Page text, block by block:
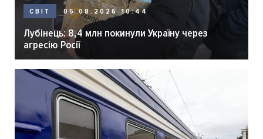
СВІТ 05.08.2026 10:44
Лубінець: 8,4 млн покинули Україну через
агресію Росії